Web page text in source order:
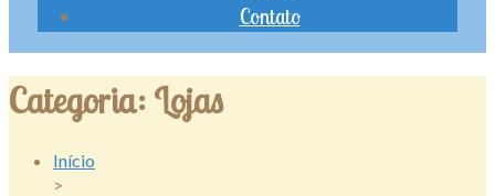
Contato
Categoria: Lojas
Início
>